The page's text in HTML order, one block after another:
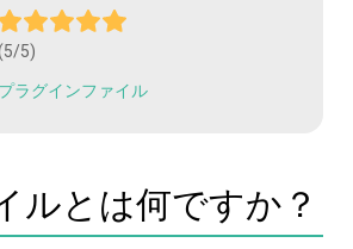
5)
プラグインファイル
ルとは何ですか？